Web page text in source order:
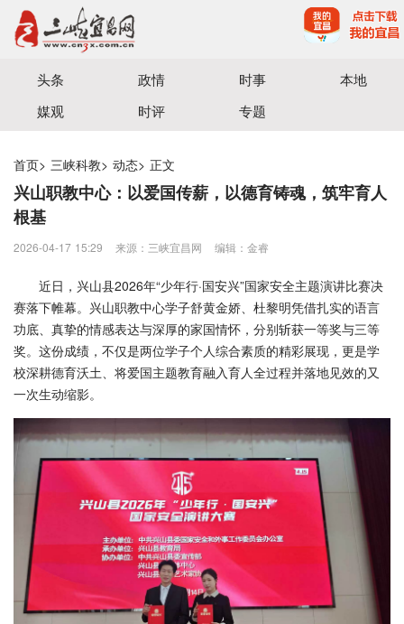
宜昌三峡融媒体中心主办
头条 政情 时事
本地
媒观
时评 专题
首页> 三峡科教> 动态> 正文
兴山职教中心：以爱国传薪，以德育铸魂，筑牢育人
根基
2026-04-17 15:29 来源：三峡宜昌网 编辑：金睿
近日，兴山县2026年“少年行·国安兴”国家安全主题演讲比赛决
赛落下帷幕。兴山职教中心学子舒黄金娇、杜黎明凭借扎实的语言
功底、真挚的情感表达与深厚的家国情怀，分别斩获一等奖与三等
奖。这份成绩，不仅是两位学子个人综合素质的精彩展现，更是学
校深耕德育沃土、将爱国主题教育融入育人全过程并落地见效的又
一次生动缩影。